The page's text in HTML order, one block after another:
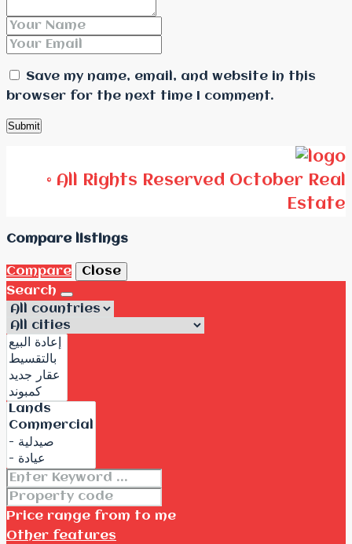
Save my name, email, and website in this
browser for the next time I comment.
© All Rights Reserved October Real
Estate
Compare listings
Compare
Close
Search
Price range from to me
Other features